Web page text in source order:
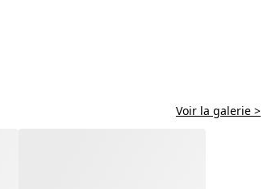
Voir la galerie >